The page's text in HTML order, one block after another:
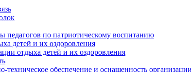
педагогов по патриотическому воспитанию
детей и их оздоровления
отдыха детей и их оздоровления
техническое обеспечение и оснащенность